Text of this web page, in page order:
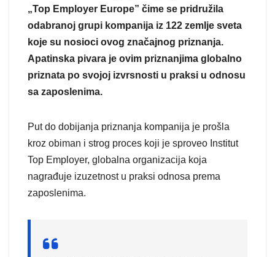
„Top Employer Europe” čime se pridružila
odabranoj grupi kompanija iz 122 zemlje sveta
koje su nosioci ovog značajnog priznanja.
Apatinska pivara je ovim priznanjima globalno
priznata po svojoj izvrsnosti u praksi u odnosu
sa zaposlenima.
Put do dobijanja priznanja kompanija je prošla
kroz obiman i strog proces koji je sproveo Institut
Top Employer, globalna organizacija koja
nagrađuje izuzetnost u praksi odnosa prema
zaposlenima.